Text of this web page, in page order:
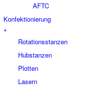
AFTC
Konfektionierung
+
Rotationsstanzen
Hubstanzen
Plotten
Lasern